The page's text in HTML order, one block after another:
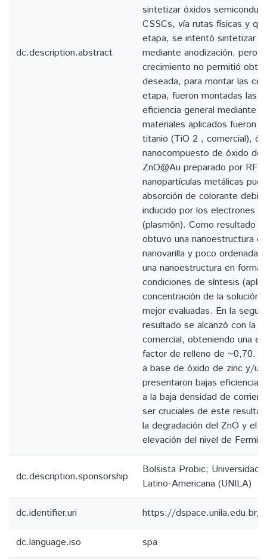
dc.description.abstract
sintetizar óxidos
CSSCs, vía rutas físicas y
etapa, se intentó sintetizar
mediante anodización, pero
crecimiento no permitió
deseada, para montar las
etapa, fueron montadas las
eficiencia general mediante
materiales aplicados fueron
titanio (TiO 2 , comercial),
nanocompuesto de óxido de
ZnO@Au preparado por RF
nanopartículas metálicas
absorción de colorante
inducido por los electrones
(plasmón). Como resultado
obtuvo una nanoestructura
nanovarilla y poco
una nanoestructura en forma
condiciones de síntesis
concentración de la
mejor evaluadas. En la
resultado se alcanzó con la
comercial, obteniendo una
factor de relleno de ~0,70.
a base de óxido de zinc y/u
presentaron bajas
a la baja densidad de
ser cruciales de este
la degradación del ZnO y el
elevación del nivel de Fermi.
dc.description.sponsorship
Bolsista Probic;
Latino-Americana (UNILA)
dc.identifier.uri https://dspace.unila.edu.br/
dc.language.iso spa